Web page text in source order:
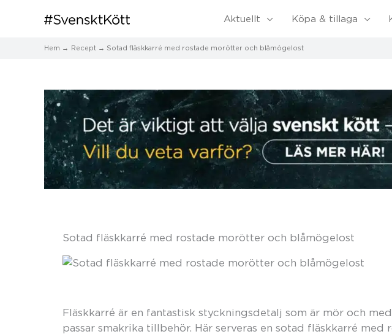
Aktuellt Köpa & tillaga
Hem Recept Sotad fläskkarré med rostade morötter och blåmögelost
Sotad fläskkarré med rostade morötter och blåmögelost
Fläskkarré är en fantastisk styckningsdetalj som är mör och
passar smakrika tillbehör. Här serveras en sotad fläskkarré